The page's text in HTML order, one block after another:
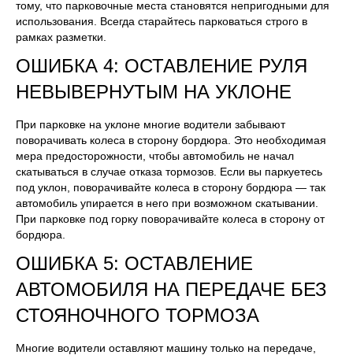
тому, что парковочные места становятся непригодными для
использования. Всегда старайтесь парковаться строго в
рамках разметки.
ОШИБКА 4: ОСТАВЛЕНИЕ РУЛЯ
НЕВЫВЕРНУТЫМ НА УКЛОНЕ
При парковке на уклоне многие водители забывают
поворачивать колеса в сторону бордюра. Это необходимая
мера предосторожности, чтобы автомобиль не начал
скатываться в случае отказа тормозов. Если вы паркуетесь
под уклон, поворачивайте колеса в сторону бордюра — так
автомобиль упирается в него при возможном скатывании.
При парковке под горку поворачивайте колеса в сторону от
бордюра.
ОШИБКА 5: ОСТАВЛЕНИЕ
АВТОМОБИЛЯ НА ПЕРЕДАЧЕ БЕЗ
СТОЯНОЧНОГО ТОРМОЗА
Многие водители оставляют машину только на передаче,